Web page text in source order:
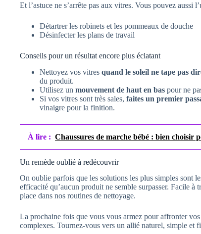
Et l’astuce ne s’arrête pas aux vitres. Vous pouvez aussi
Détartrer les robinets et les pommeaux de douche
Désinfecter les plans de travail
Conseils pour un résultat encore plus éclatant
Nettoyez vos vitres quand le soleil ne tape pas
du produit.
Utilisez un mouvement de haut en bas pour ne
Si vos vitres sont très sales, faites un premier
vinaigre pour la finition.
À lire : Chaussures de marche bébé : bien choisir
Un remède oublié à redécouvrir
On oublie parfois que les solutions les plus simples sont
efficacité qu’aucun produit ne semble surpasser. Facile à
place dans nos routines de nettoyage.
La prochaine fois que vous vous armez pour affronter
complexes. Tournez-vous vers un allié naturel, simple et